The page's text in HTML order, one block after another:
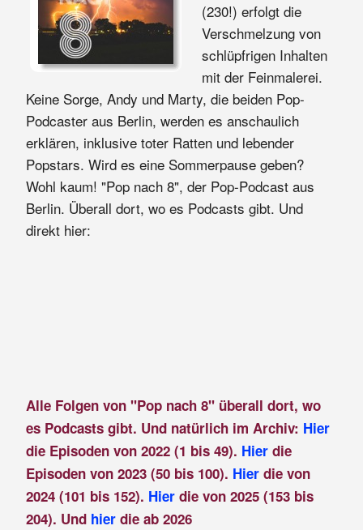
(230!) erfolgt die
Verschmelzung von
schlüpfrigen Inhalten
mit der Feinmalerei.
Keine Sorge, Andy und Marty, die beiden Pop-
Podcaster aus Berlin, werden es anschaulich
erklären, inklusive toter Ratten und lebender
Popstars. Wird es eine Sommerpause geben?
Wohl kaum! "Pop nach 8", der Pop-Podcast aus
Berlin. Überall dort, wo es Podcasts gibt. Und
direkt hier:
Alle Folgen von "Pop nach 8" überall dort, wo
es Podcasts gibt. Und natürlich im Archiv: Hier
die Episoden von 2022 (1 bis 49). Hierdie
Episoden von 2023 (50 bis 100). Hier die von
2024 (101 bis 152). Hier die von 2025 (153 bis
204). Und hier die ab 2026